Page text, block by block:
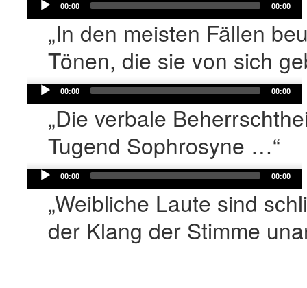
Audio
Player
00:00 00:00
„In den meisten Fällen
Tönen, die sie von sich
Audio
Player
00:00 00:00
„Die verbale
Tugend Sophrosyne …“
Audio
Player
00:00 00:00
„Weibliche Laute sind
der Klang der Stimme